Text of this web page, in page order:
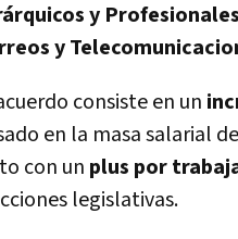
y
y
consiste en un
en la masa salarial
con un plus por
legislativas.